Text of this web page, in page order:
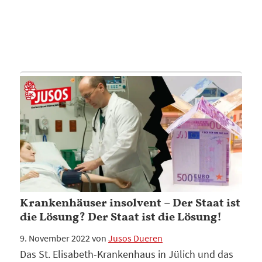
Krankenhäuser insolvent – Der Staat ist
die Lösung? Der Staat ist die Lösung!
9. November 2022von Jusos Dueren
Das St. Elisabeth-Krankenhaus in Jülich und das